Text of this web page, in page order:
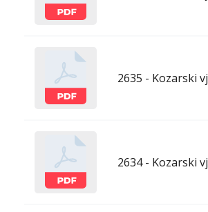
2635 - Kozarski
2634 - Kozarski